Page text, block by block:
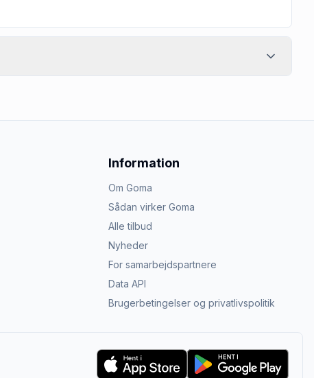
Information
Om Goma
Sådan virker Goma
Alle tilbud
Nyheder
For samarbejdspartnere
Data API
Brugerbetingelser og privatlivspolitik